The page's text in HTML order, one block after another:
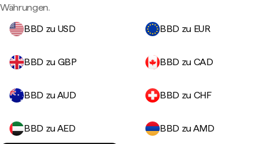
Währungen.
BBD zu USD
BBD zu EUR
BBD zu GBP BBD zu CAD
BBD zu AUD BBD zu CHF
BBD zu AED
BBD zu AMD